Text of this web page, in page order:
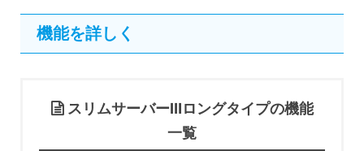
機能を詳しく
スリムサーバーⅢロングタイプの機能
一覧